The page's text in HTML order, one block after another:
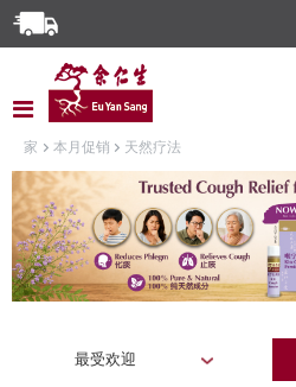
Enjoy Same Day Delivery for
Limited Time Special: Free
家 本月促销 天然疗法